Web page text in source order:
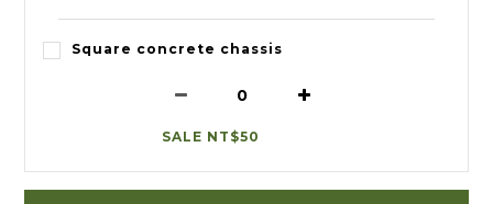
Square concrete chassis
SALE NT$50